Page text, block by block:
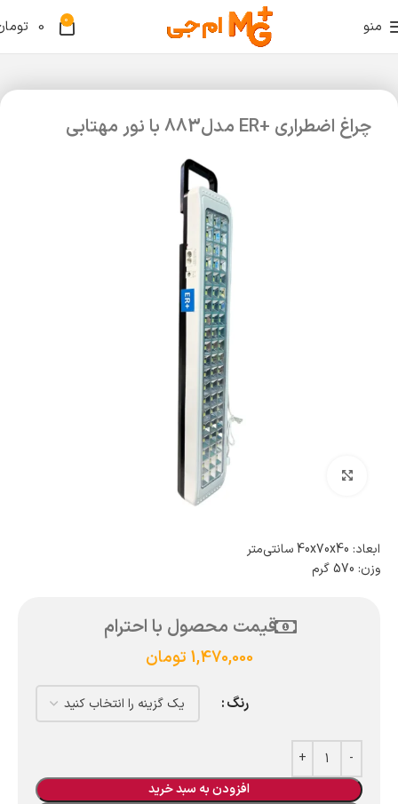
منو 0
0
چراغ اضطراری +ER مدل883 با نور مهتابی
ابعاد: 40x70x40 سانتی‌متر
وزن: 570 گرم
قیمت محصول با احترام
1,470,000 تومان
رنگ
افزودن به سبد خرید